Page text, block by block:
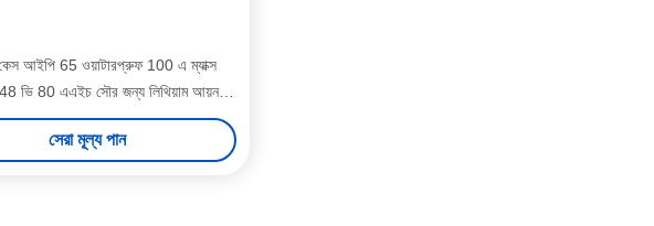
আইপি 65 ওয়াটারপ্রুফ 100 এ ম্যাক্স
48 ভি 80 এএইচ সৌর জন্য লিথিয়াম আয়ন
ব্যাটারি
সেরা মূল্য পান